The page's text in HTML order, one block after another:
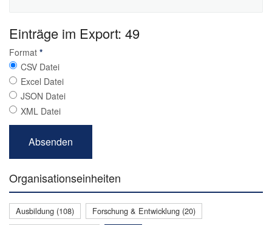
Einträge im Export: 49
Format *
CSV Datei
Excel Datei
JSON Datei
XML Datei
Organisationseinheiten
Ausbildung (108)
Forschung & Entwicklung (20)